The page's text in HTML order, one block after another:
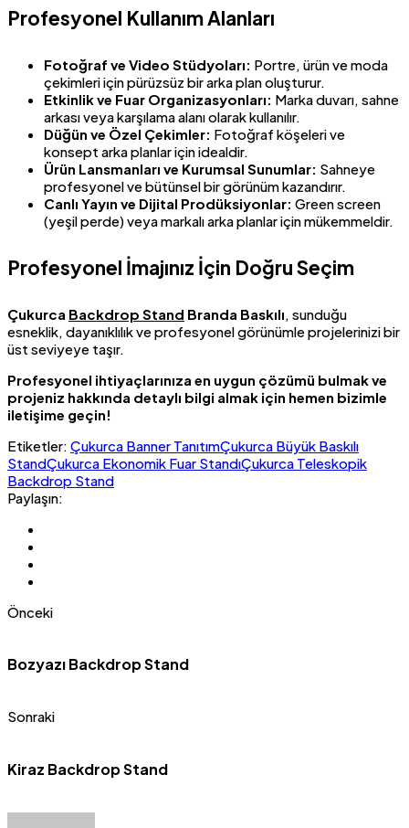
Profesyonel Kullanım Alanları
Fotoğraf ve Video Stüdyoları: Portre, ürün ve moda
çekimleri için pürüzsüz bir arka plan oluşturur.
Etkinlik ve Fuar Organizasyonları: Marka duvarı, sahne
arkası veya karşılama alanı olarak kullanılır.
Düğün ve Özel Çekimler: Fotoğraf köşeleri ve
konsept arka planlar için idealdir.
Ürün Lansmanları ve Kurumsal Sunumlar: Sahneye
profesyonel ve bütünsel bir görünüm kazandırır.
Canlı Yayın ve Dijital Prodüksiyonlar: Green screen
(yeşil perde) veya markalı arka planlar için mükemmeldir.
Profesyonel İmajınız İçin Doğru Seçim
Çukurca Backdrop Stand Branda Baskılı, sunduğu
esneklik, dayanıklılık ve profesyonel görünümle projelerinizi bir
üst seviyeye taşır.
Profesyonel ihtiyaçlarınıza en uygun çözümü bulmak ve
projeniz hakkında detaylı bilgi almak için hemen bizimle
iletişime geçin!
Etiketler: Çukurca Banner TanıtımÇukurca Büyük Baskılı
StandÇukurca Ekonomik Fuar StandıÇukurca Teleskopik
Backdrop Stand
Paylaşın:
Önceki
Bozyazı Backdrop Stand
Sonraki
Kiraz Backdrop Stand